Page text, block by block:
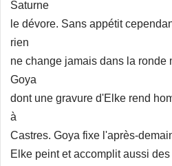
Saturne
le dévore. Sans appétit
rien
ne change jamais dans la ronde
Goya
dont une gravure d'Elke rend
à
Castres. Goya fixe l'après-
Elke peint et accomplit aussi